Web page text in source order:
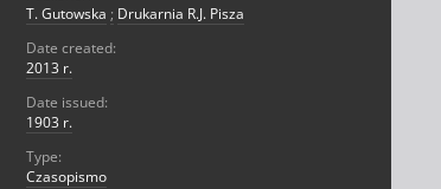
T. Gutowska ; Drukarnia R.J. Pisza
Date created:
2013 r.
Date issued:
1903 r.
Type:
Czasopismo